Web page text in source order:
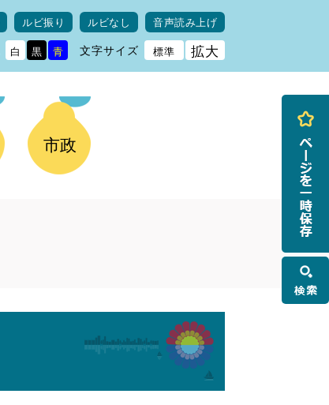
ルビ振り ルビなし 音声読み上げ
白 黒 青 文字サイズ 標準 拡大
市政